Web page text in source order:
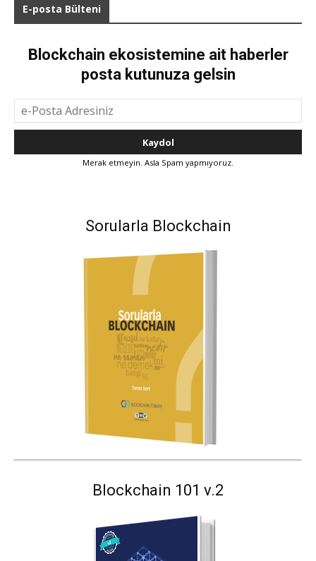
E-posta Bülteni
Blockchain ekosistemine ait haberler
posta kutunuza gelsin
Merak etmeyin. Asla Spam yapmıyoruz.
Sorularla Blockchain
Blockchain 101 v.2